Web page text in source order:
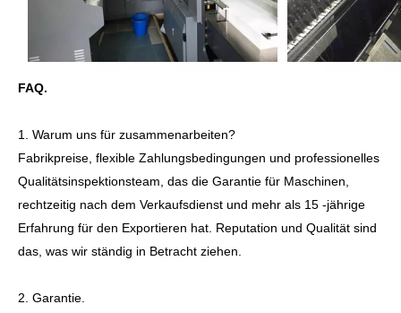
FAQ.
1. Warum uns für zusammenarbeiten?
Fabrikpreise, flexible Zahlungsbedingungen und professionelles
Qualitätsinspektionsteam, das die Garantie für Maschinen,
rechtzeitig nach dem Verkaufsdienst und mehr als 15 -jährige
Erfahrung für den Exportieren hat. Reputation und Qualität sind
das, was wir ständig in Betracht ziehen.
2. Garantie.